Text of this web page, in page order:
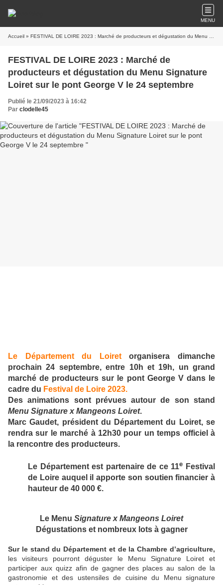
MENU
Accueil » FESTIVAL DE LOIRE 2023 : Marché de producteurs et dégustation du Menu Signature Loiret sur le pont George V le 24 septembre
FESTIVAL DE LOIRE 2023 : Marché de
producteurs et dégustation du Menu Signature
Loiret sur le pont George V le 24 septembre
Publié le 21/09/2023 à 16:42
Par clodelle45
Le Département du Loiretorganisera dimanche
prochain 24 septembre, entre 10h et 19h, un grand
marché de producteurs sur le pont George V dans le
cadre du Festival de Loire 2023.
Des animations sont prévues autour de son stand
Menu Signature x Mangeons Loiret.
Marc Gaudet, président du Département du Loiret, se
rendra sur le marché à 12h30 pour un temps officiel à
la rencontre des producteurs.
Le Département est partenaire de ce 11e Festival
de Loire auquel il apporte son soutien financier à
hauteur de 40 000 €.
Le Menu Signature x Mangeons Loiret
Dégustations et nombreux lots à gagner
Sur le stand du Département et de la Chambre d’agriculture,
les visiteurs pourront déguster le Menu Signature Loiret et
participer aux quizz afin de gagner des places au salon de la
gastronomie et des ustensiles de cuisine du Menu signature